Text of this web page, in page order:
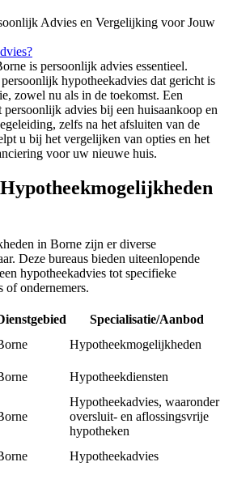
Advies en Vergelijking voor Jouw
is persoonlijk advies essentieel.
hypotheekadvies dat gericht is
zowel nu als in de toekomst. Een
advies bij een huisaankoop en
zelfs na het afsluiten van de
u bij het vergelijken van opties en het
voor uw nieuwe huis.
in Borne zijn er diverse
Deze bureaus bieden uiteenlopende
hypotheekadvies tot specifieke
of ondernemers.
Specialisatie/Aanbod
Hypotheekmogelijkheden
Hypotheekdiensten
Hypotheekadvies, waaronder
oversluit- en aflossingsvrije
hypotheken
Hypotheekadvies